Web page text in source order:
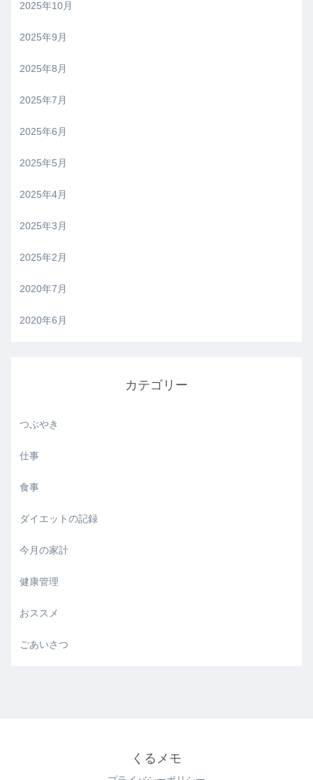
2025年10月
2025年9月
2025年8月
2025年7月
2025年6月
2025年5月
2025年4月
2025年3月
2025年2月
2020年7月
2020年6月
カテゴリー
つぶやき
仕事
食事
ダイエットの記録
今月の家計
健康管理
おススメ
ごあいさつ
くるメモ